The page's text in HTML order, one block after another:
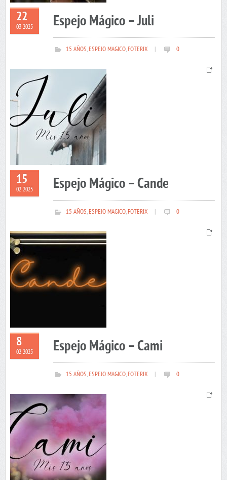
22
03 2025 Espejo Mágico – Juli
15 AÑOS,ESPEJO MAGICO,FOTERIX 0
15
02 2025 Espejo Mágico – Cande
15 AÑOS,ESPEJO MAGICO,FOTERIX 0
8
02 2025 Espejo Mágico – Cami
15 AÑOS,ESPEJO MAGICO,FOTERIX 0